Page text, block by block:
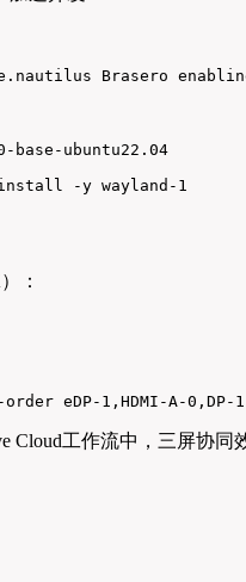
Brasero
base-ubuntu22.04
install -y wayland-1
：
eDP-1,HDMI-A-0,DP-1
Cloud工作流中，三屏协同